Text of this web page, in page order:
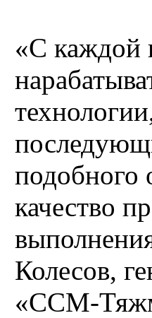
«С каждой
подобного
качество
Колесов,
«ССМ-